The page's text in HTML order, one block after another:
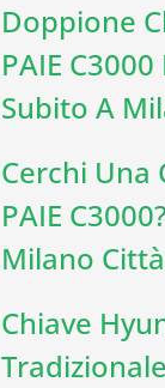
Doppione
PAIE
Subito A
Cerchi Una
PAIE
Milano Città
Chiave